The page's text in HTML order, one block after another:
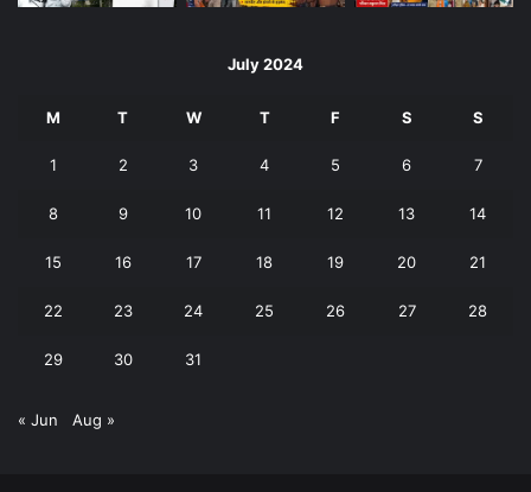
July 2024
M T W T F S S
1 2 3 4 5 6 7
8 9 10 11 12 13 14
15 16 17 18 19 20 21
22 23 24 25 26 27 28
29 30 31
« Jun Aug »